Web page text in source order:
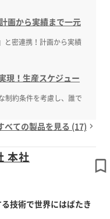
画から実績まで一元
と密連携！計画から実績
現！生産スケジュー
制約条件を考慮し、誰で
べての製品を見る (17)
本社
技術で世界にはばたき